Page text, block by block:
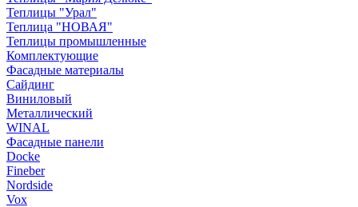
Теплицы "Урал"
Теплица "НОВАЯ"
Теплицы промышленные
Комплектующие
Фасадные материалы
Сайдинг
Виниловый
Металлический
WINAL
Фасадные панели
Docke
Fineber
Nordside
Vox